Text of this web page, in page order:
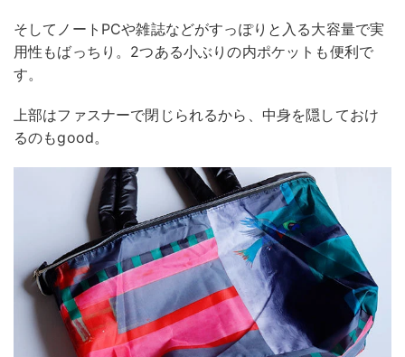
そしてノートPCや雑誌などがすっぽりと入る大容量で実
用性もばっちり。2つある小ぶりの内ポケットも便利で
す。
上部はファスナーで閉じられるから、中身を隠しておけ
るのもgood。